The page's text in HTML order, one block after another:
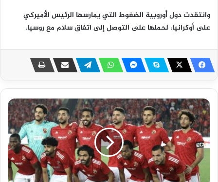
وانتقدت دول أوروبية الضغوط التي يمارسها الرئيس الأميركي
على أوكرانيا، لحملها على التوصل إلى اتفاق سلام مع روسيا.